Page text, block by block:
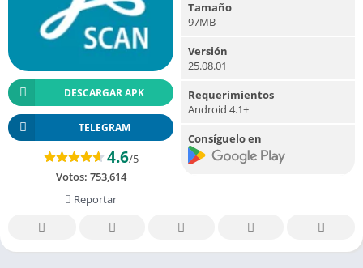
DESCARGAR APK
TELEGRAM
4.6/5
Votos: 753,614
Reportar
Tamaño
97MB
Versión
25.08.01
Requerimientos
Android 4.1+
Consíguelo en